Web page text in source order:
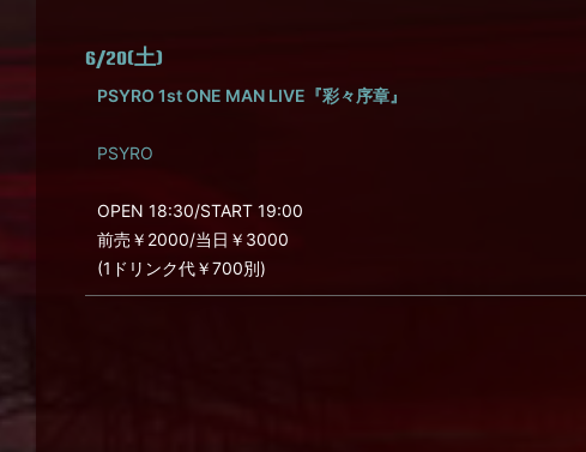
6/20(土)
PSYRO 1st ONE MAN LIVE『彩々序章』
PSYRO
OPEN 18:30/START 19:00
前売￥2000/当日￥3000
(1ドリンク代￥700別)